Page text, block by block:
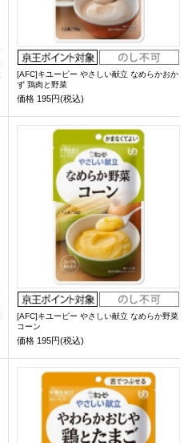
[AFC]キユーピー やさしい献立 なめらかおか
ず 鶏肉と野菜
価格 195円(税込)
[AFC]キユーピー やさしい献立 なめらか野菜
コーン
価格 195円(税込)